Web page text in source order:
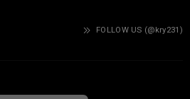
FOLLOW US (@kry231)